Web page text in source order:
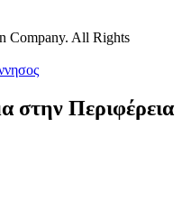
Company. All Rights
στην Περιφέρεια